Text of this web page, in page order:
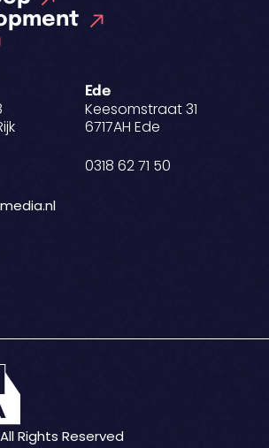
Ede
Keesomstraat 31
6717AH Ede
0318 62 71 50
All Rights Reserved